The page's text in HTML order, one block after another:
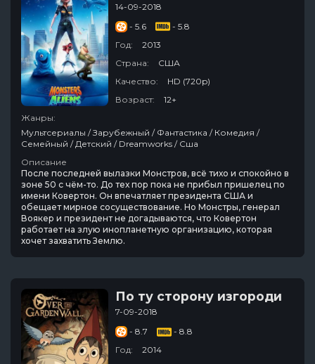
14-09-2018
- 5.6
- 5.8
Год:
2013
Страна:
США
Качество:
HD (720p)
Возраст:
12+
Жанры:
Мультсериалы / Зарубежный / Фантастика / Комедия /
Семейный / Детский / Dreamworks / Сша
Описание
После последней вылазки Монстров, всё тихо и спокойно в
зоне 50 с чём-то. До тех пор пока не прибыл пришелец по
имени Ковертон. Он впечатляет президента США и
обещает мирное сосуществование. Но Монстры, генерал
Воякер и президент не догадываются, что Ковертон
работает на злую инопланетную организацию, которая
хочет захватить Землю.
По ту сторону изгороди
7-09-2018
- 8.7
- 8.8
Год:
2014